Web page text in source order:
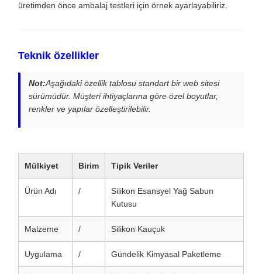
üretimden önce ambalaj testleri için örnek ayarlayabiliriz.
Teknik özellikler
Not:Aşağıdaki özellik tablosu standart bir web sitesi
sürümüdür. Müşteri ihtiyaçlarına göre özel boyutlar,
renkler ve yapılar özelleştirilebilir.
Mülkiyet Birim Tipik Veriler
Ürün Adı /
Silikon Esansyel Yağ Sabun
Kutusu
Malzeme / Silikon Kauçuk
Uygulama / Gündelik Kimyasal Paketleme